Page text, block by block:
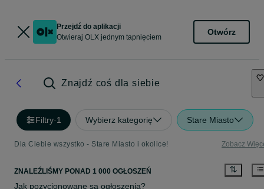
Przejdź do aplikacji
Otwieraj OLX jednym tapnięciem
Otwórz
Znajdź coś dla siebie
Filtry·1 Wybierz kategorię Stare Miasto
Dla Ciebie wszystko - Stare Miasto i okolice! Zobacz
ZNALEŹLIŚMY PONAD 1 000 OGŁOSZEŃ
Jak pozycjonowane są ogłoszenia?